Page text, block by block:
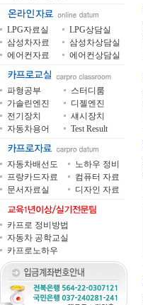
LPG자료실
LPG상담실
삼성차자료
삼성차상담실
에어컨자료
에어컨상담실
파형공부
스터디룸
가솔린엔진
디젤엔진
전기장치
섀시장치
자동차용어
Test Result
자동차배선도
노하우 정비
프랑카드자료
컴퓨터 자료
문서자료실
디자인 자료
카프로 정비방법
자동차 공학교실
카프로노하우